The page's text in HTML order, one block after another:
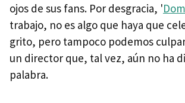
ojos de sus fans. Por desgracia, '
trabajo, no es algo que haya que
grito, pero tampoco podemos
un director que, tal vez, aún no ha
palabra.